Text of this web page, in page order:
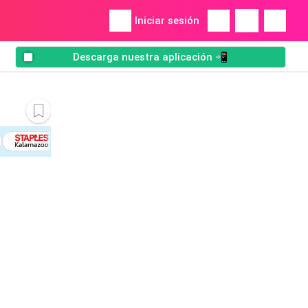
Iniciar sesión
Descarga nuestra aplicación 📲